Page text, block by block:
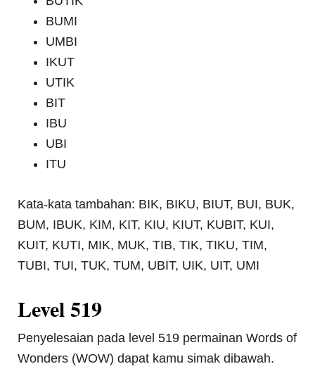
BUMI
UMBI
IKUT
UTIK
BIT
IBU
UBI
ITU
Kata-kata tambahan: BIK, BIKU, BIUT, BUI, BUK,
BUM, IBUK, KIM, KIT, KIU, KIUT, KUBIT, KUI,
KUIT, KUTI, MIK, MUK, TIB, TIK, TIKU, TIM,
TUBI, TUI, TUK, TUM, UBIT, UIK, UIT, UMI
Level 519
Penyelesaian pada level 519 permainan Words of
Wonders (WOW) dapat kamu simak dibawah.